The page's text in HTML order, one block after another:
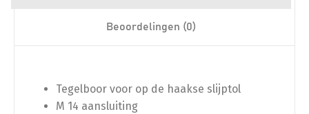
Beoordelingen (0)
Tegelboor voor op de haakse slijptol
M 14 aansluiting